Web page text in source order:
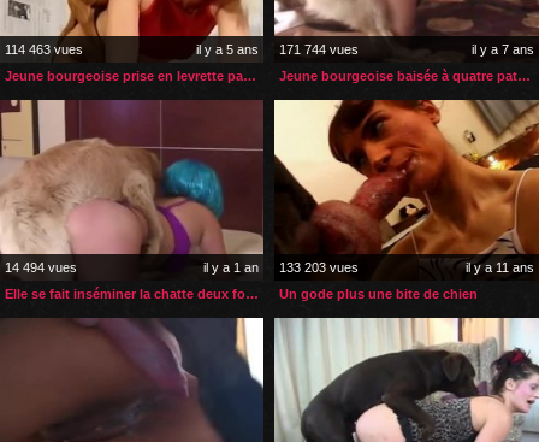
114 463 vues
il y a 5 ans
Jeune bourgeoise prise en levrette par son chien
171 744 vues
il y a 7 ans
Jeune bourgeoise baisée à quatre pattes par son chien
14 494 vues
il y a 1 an
Elle se fait inséminer la chatte deux fois et la bouche une fois
133 203 vues
il y a 11 ans
Un gode plus une bite de chien